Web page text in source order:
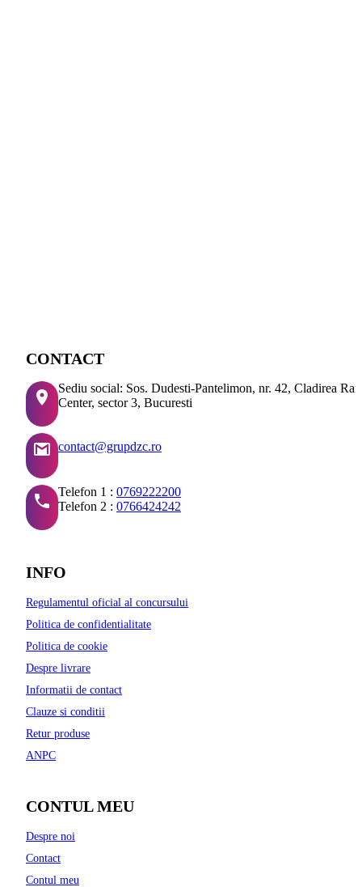
CONTACT
Sediu social: Sos. Dudesti-Pantelimon, nr. 42, Cladirea
Center, sector 3, Bucuresti
contact@grupdzc.ro
Telefon 1 : 0769222200
Telefon 2 : 0766424242
INFO
Regulamentul oficial al concursului
Politica de confidentialitate
Politica de cookie
Despre livrare
Informatii de contact
Clauze si conditii
Retur produse
ANPC
CONTUL MEU
Despre noi
Contact
Contul meu